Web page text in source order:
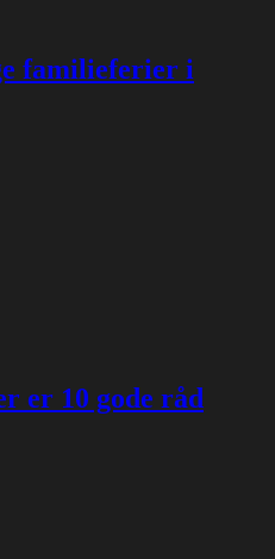
familieferier i
er 10 gode råd